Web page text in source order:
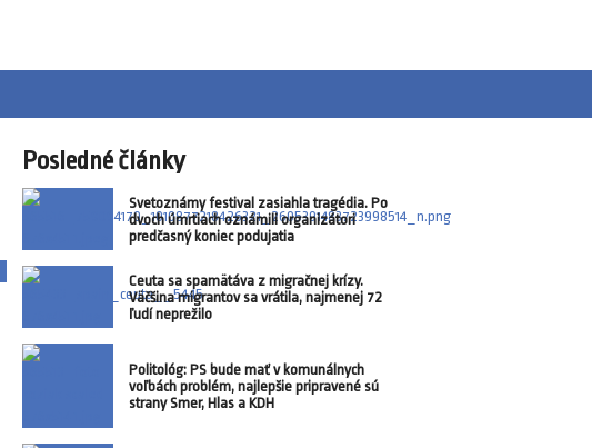
Posledné články
Svetoznámy festival zasiahla tragédia. Po
dvoch úmrtiach oznámili organizátori
predčasný koniec podujatia
Ceuta sa spamätáva z migračnej krízy.
Väčšina migrantov sa vrátila, najmenej 72
ľudí neprežilo
Politológ: PS bude mať v komunálnych
voľbách problém, najlepšie pripravené sú
strany Smer, Hlas a KDH